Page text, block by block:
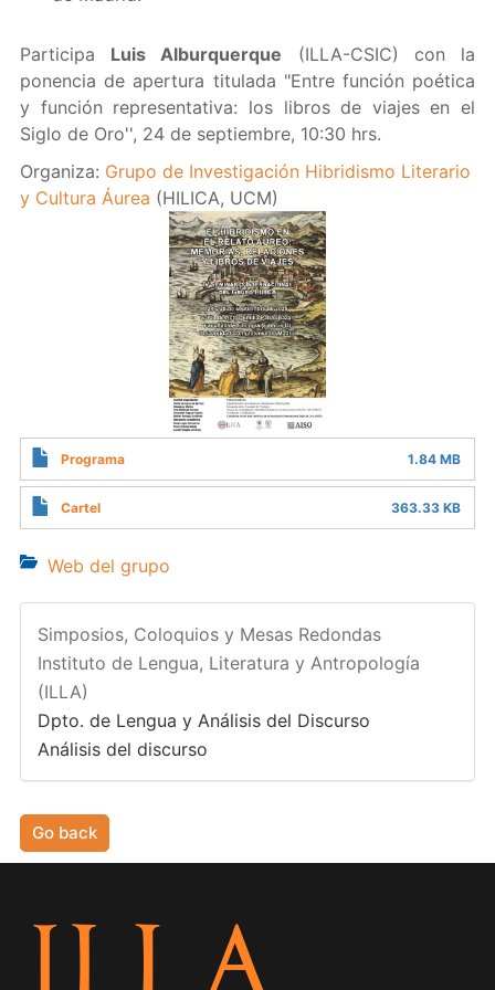
Participa Luis Alburquerque (ILLA-CSIC) con la
ponencia de apertura titulada "Entre función poética
y función representativa: los libros de viajes en el
Siglo de Oro'', 24 de septiembre, 10:30 hrs.
Organiza: Grupo de Investigación Hibridismo Literario
y Cultura Áurea (HILICA, UCM)
Programa 1.84 MB
Cartel 363.33 KB
Web del grupo
Simposios, Coloquios y Mesas Redondas
Instituto de Lengua, Literatura y Antropología
(ILLA)
Dpto. de Lengua y Análisis del Discurso
Análisis del discurso
Go back